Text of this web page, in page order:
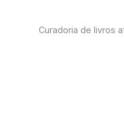
Curadoria de livros